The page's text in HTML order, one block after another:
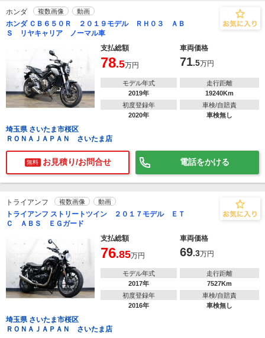
ホンダ 複数画像 動画
ホンダ ＣＢ６５０Ｒ ２０１９モデル ＲＨ０３ ＡＢ
Ｓ リヤキャリア ノーマル車
支払総額
車両価格
78.5万円 71.5万円
モデル年式
2019年
走行距離
19240Km
初度登録年
2020年
車検/自賠責
車検無し
埼玉県 さいたま市桜区
ＲＯＮＡＪＡＰＡＮ さいたま店
無料 お見積り/お問合せ 電話をかける
トライアンフ 複数画像 動画
トライアンフ ストリートツイン ２０１７モデル ＥＴ
Ｃ ＡＢＳ ＥＧガード
支払総額
車両価格
76.85万円 69.3万円
モデル年式
2017年
走行距離
7527Km
初度登録年
2016年
車検/自賠責
車検無し
埼玉県 さいたま市桜区
ＲＯＮＡＪＡＰＡＮ さいたま店